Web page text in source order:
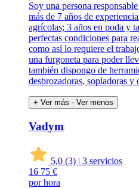
Soy una persona
más de 7 años de
agrícolas; 3 años en poda y
perfectas condiciones para
como así lo requiere el
una furgoneta para poder
también dispongo de
desbrozadoras, sopladoras y
+ Ver más - Ver menos
Vadym
5,0 (3) | 3 servicios
16 75 €
por hora